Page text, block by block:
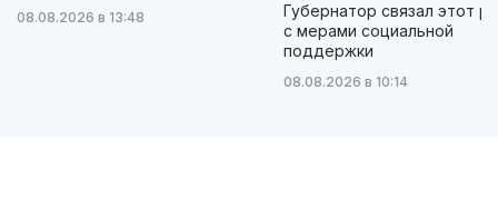
08.08.2026 в 13:48
Губернатор связал этот
с мерами социальной
поддержки
08.08.2026 в 10:14